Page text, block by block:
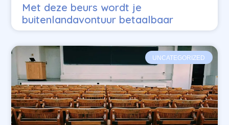
Met deze beurs wordt je
buitenlandavontuur betaalbaar
UNCATEGORIZED